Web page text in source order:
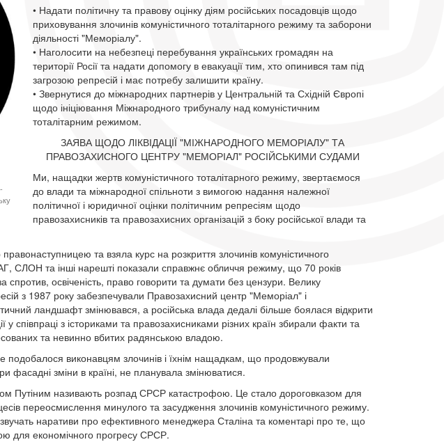
• Надати політичну та правову оцінку діям російських посадовців щодо
приховування злочинів комуністичного тоталітарного режиму та заборони
діяльності "Меморіалу".
• Наголосити на небезпеці перебування українських громадян на
території Росії та надати допомогу в евакуації тим, хто опинився там під
загрозою репресій і має потребу залишити країну.
• Звернутися до міжнародних партнерів у Центральній та Східній Європі
щодо ініціювання Міжнародного трибуналу над комуністичним
тоталітарним режимом.
ЗАЯВА ЩОДО ЛІКВІДАЦІЇ "МІЖНАРОДНОГО МЕМОРІАЛУ" ТА
ПРАВОЗАХИСНОГО ЦЕНТРУ "МЕМОРІАЛ" РОСІЙСЬКИМИ СУДАМИ
Ми, нащадки жертв комуністичного тоталітарного режиму, звертаємося
до влади та міжнародної спільноти з вимогою надання належної
політичної і юридичної оцінки політичним репресіям щодо
правозахисників та правозахисних організацій з боку російської влади та
та взяла курс на розкриття злочинів комуністичного
СЛОН та інші нарешті показали справжнє обличчя режиму, що 70 років
спротив, освіченість, право говорити та думати без цензури. Велику
з 1987 року забезпечували Правозахисний центр "Меморіал" і
ландшафт змінювався, а російська влада дедалі більше боялася відкрити
у співпраці з істориками та правозахисниками різних країн збирали факти та
та невинно вбитих радянською владою.
подобалося виконавцям злочинів і їхнім нащадкам, що продовжували
фасадні зміни в країні, не планувала змінюватися.
Путіним називають розпад СРСР катастрофою. Це стало дороговказом для
переосмислення минулого та засудження злочинів комуністичного режиму.
наративи про ефективного менеджера Сталіна та коментарі про те, що
для економічного прогресу СРСР.